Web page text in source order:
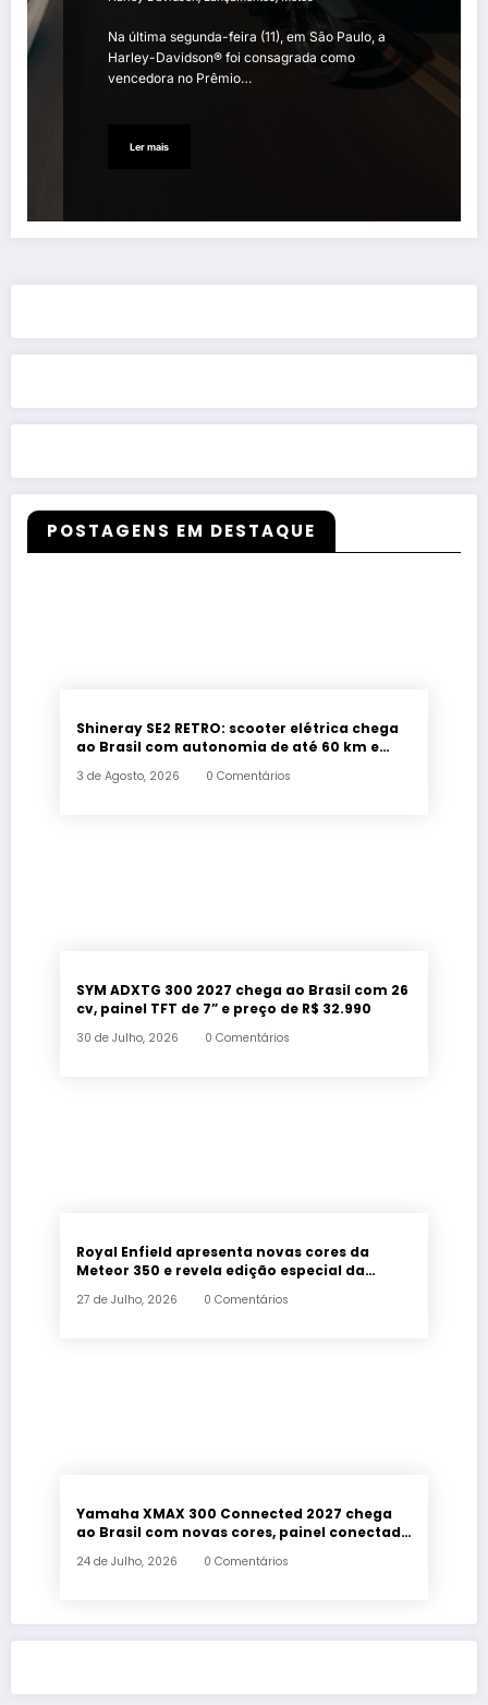
Na última segunda-feira (11), em São Paulo, a
Harley-Davidson® foi consagrada como
vencedora no Prêmio…
Ler mais
POSTAGENS EM DESTAQUE
Shineray SE2 RETRO: scooter elétrica chega
ao Brasil com autonomia de até 60 km e
3 de Agosto, 2026 0 Comentários
SYM ADXTG 300 2027 chega ao Brasil com 26
cv, painel TFT de 7” e preço de R$ 32.990
30 de Julho, 2026 0 Comentários
Royal Enfield apresenta novas cores da
Meteor 350 e revela edição especial da
27 de Julho, 2026 0 Comentários
Yamaha XMAX 300 Connected 2027 chega
ao Brasil com novas cores, painel conectado
24 de Julho, 2026 0 Comentários